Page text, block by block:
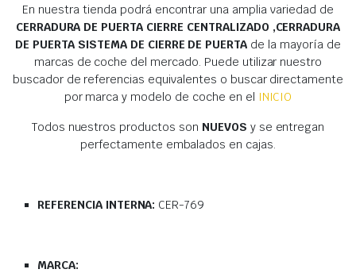
En nuestra tienda podrá encontrar una amplia variedad de
CERRADURA DE PUERTA CIERRE CENTRALIZADO ,CERRADURA
DE PUERTA SISTEMA DE CIERRE DE PUERTA de la mayoría de
marcas de coche del mercado. Puede utilizar nuestro
buscador de referencias equivalentes o buscar directamente
por marca y modelo de coche en el INICIO
Todos nuestros productos son NUEVOS y se entregan
perfectamente embalados en cajas.
REFERENCIA INTERNA: CER-769
MARCA: